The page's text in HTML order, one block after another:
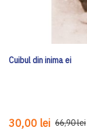
Cuibul din inima ei
30,00 lei 66,90 lei